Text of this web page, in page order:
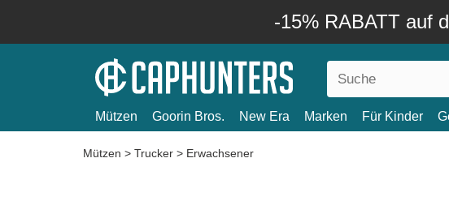
-15% RABATT auf
Mützen Goorin Bros. New Era Marken Für Kinder
Mützen > Trucker > Erwachsener